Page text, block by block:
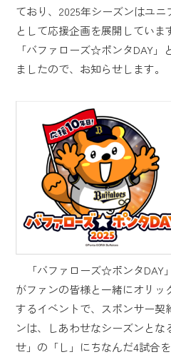
ており、2025年シーズンはユ
として応援企画を展開してい
「バファローズ☆ポンタDAY」
ましたので、お知らせします。
「バファローズ☆ポンタDAY
がファンの皆様と一緒にオリ
するイベントで、スポンサー契
ンは、しあわせなシーズンと
せ」の「し」にちなんだ4試合